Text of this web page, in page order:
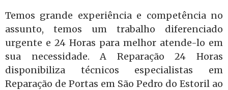
Temos grande experiência e competência no
assunto, temos um trabalho diferenciado
urgente e 24 Horas para melhor atende-lo em
sua necessidade. A Reparação 24 Horas
disponibiliza técnicos especialistas em
Reparação de Portas em São Pedro do Estoril ao